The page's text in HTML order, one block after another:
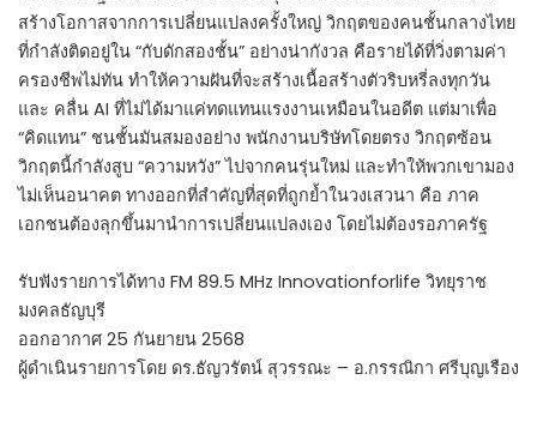
สร้างโอกาสจากการเปลี่ยนแปลงครั้งใหญ่ วิกฤตของคนชั้นกลางไทย
ที่กำลังติดอยู่ใน “กับดักสองชั้น” อย่างน่ากังวล คือรายได้ที่วิ่งตามค่า
ครองชีพไม่ทัน ทำให้ความฝันที่จะสร้างเนื้อสร้างตัวริบหรี่ลงทุกวัน
และ คลื่น AI ที่ไม่ได้มาแค่ทดแทนแรงงานเหมือนในอดีต แต่มาเพื่อ
“คิดแทน” ชนชั้นมันสมองอย่าง พนักงานบริษัทโดยตรง วิกฤตซ้อน
วิกฤตนี้กำลังสูบ “ความหวัง” ไปจากคนรุ่นใหม่ และทำให้พวกเขามอง
ไม่เห็นอนาคต ทางออกที่สำคัญที่สุดที่ถูกย้ำในวงเสวนา คือ ภาค
เอกชนต้องลุกขึ้นมานำการเปลี่ยนแปลงเอง โดยไม่ต้องรอภาครัฐ
รับฟังรายการได้ทาง FM 89.5 MHz Innovationforlife วิทยุราช
มงคลธัญบุรี
ออกอากาศ 25 กันยายน 2568
ผู้ดำเนินรายการโดย ดร.ธัญวรัตน์ สุวรรณะ – อ.กรรณิกา ศรีบุญเรือง